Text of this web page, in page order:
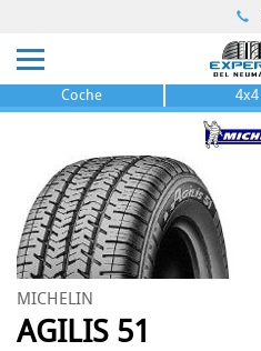
Coche 4x4
MICHELIN
AGILIS 51